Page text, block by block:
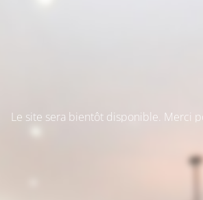
Le site sera bientôt disponible. Merci